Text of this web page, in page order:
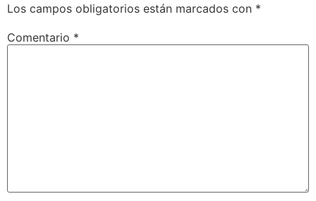
Los campos obligatorios están marcados con *
Comentario *